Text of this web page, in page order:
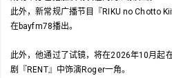
此外，新常规广播节目『RIKU no Chotto
在bayfm78播出。
此外，他通过了试镜，将在2026年10月起
剧『RENT』中饰演Roger一角。